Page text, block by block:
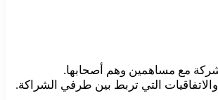
مع مساهمين وهم أصحابها.
التي تربط بين طرفي الشراكة.